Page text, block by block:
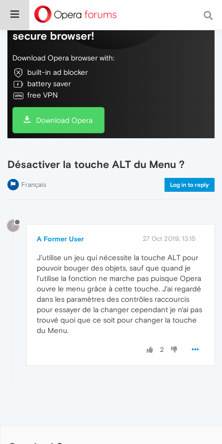
Do more on the web, with a fast and
secure browser!
Download Opera browser with:
built-in ad blocker
battery saver
free VPN
Download Opera
Désactiver la touche ALT du Menu ?
Français Log in to reply
?
A Former User 27 Oct 2019, 13:15
J'utilise un jeu qui nécessite la touche ALT pour
pouvoir bouger des objets, sauf que quand je
l'utilise la fonction ne marche pas puisque Opera
ouvre le menu grâce à cette touche. J'ai regardé
dans les paramètres des contrôles raccourcis
pour essayer de la changer cependant je n'ai pas
trouvé quoi que ce soit pour changer la touche
du Menu.
2